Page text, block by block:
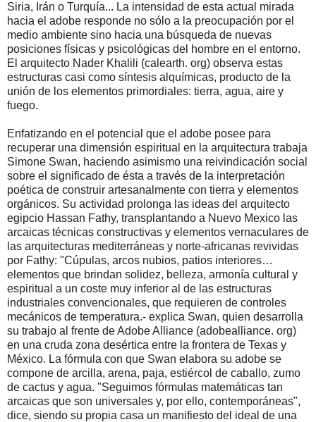
Siria, Irán o Turquía... La intensidad de esta actual mirada
hacia el adobe responde no sólo a la preocupación por el
medio ambiente sino hacia una búsqueda de nuevas
posiciones físicas y psicológicas del hombre en el entorno.
El arquitecto Nader Khalili (calearth. org) observa estas
estructuras casi como síntesis alquímicas, producto de la
unión de los elementos primordiales: tierra, agua, aire y
fuego.
Enfatizando en el potencial que el adobe posee para
recuperar una dimensión espiritual en la arquitectura trabaja
Simone Swan, haciendo asimismo una reivindicación social
sobre el significado de ésta a través de la interpretación
poética de construir artesanalmente con tierra y elementos
orgánicos. Su actividad prolonga las ideas del arquitecto
egipcio Hassan Fathy, transplantando a Nuevo Mexico las
arcaicas técnicas constructivas y elementos vernaculares de
las arquitecturas mediterráneas y norte-africanas revividas
por Fathy: "Cúpulas, arcos nubios, patios interiores…
elementos que brindan solidez, belleza, armonía cultural y
espiritual a un coste muy inferior al de las estructuras
industriales convencionales, que requieren de controles
mecánicos de temperatura.- explica Swan, quien desarrolla
su trabajo al frente de Adobe Alliance (adobealliance. org)
en una cruda zona desértica entre la frontera de Texas y
México. La fórmula con que Swan elabora su adobe se
compone de arcilla, arena, paja, estiércol de caballo, zumo
de cactus y agua. "Seguimos fórmulas matemáticas tan
arcaicas que son universales y, por ello, contemporáneas",
dice, siendo su propia casa un manifiesto del ideal de una